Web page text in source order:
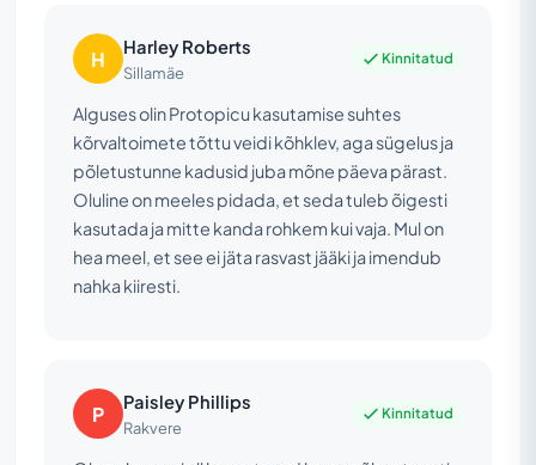
H Harley Roberts
Sillamäe
Kinnitatud
Alguses olin Protopicu kasutamise suhtes
kõrvaltoimete tõttu veidi kõhklev, aga sügelus ja
põletustunne kadusid juba mõne päeva pärast.
Oluline on meeles pidada, et seda tuleb õigesti
kasutada ja mitte kanda rohkem kui vaja. Mul on
hea meel, et see ei jäta rasvast jääki ja imendub
nahka kiiresti.
P Paisley Phillips
Rakvere
Kinnitatud